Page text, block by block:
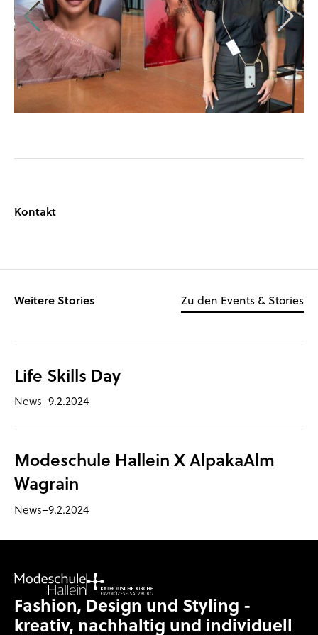
Kontakt
Weitere Stories Zu den Events & Stories
Life Skills Day
News–9.2.2024
Modeschule Hallein X AlpakaAlm
Wagrain
News–9.2.2024
Fashion, Design und Styling -
kreativ, nachhaltig und individuell